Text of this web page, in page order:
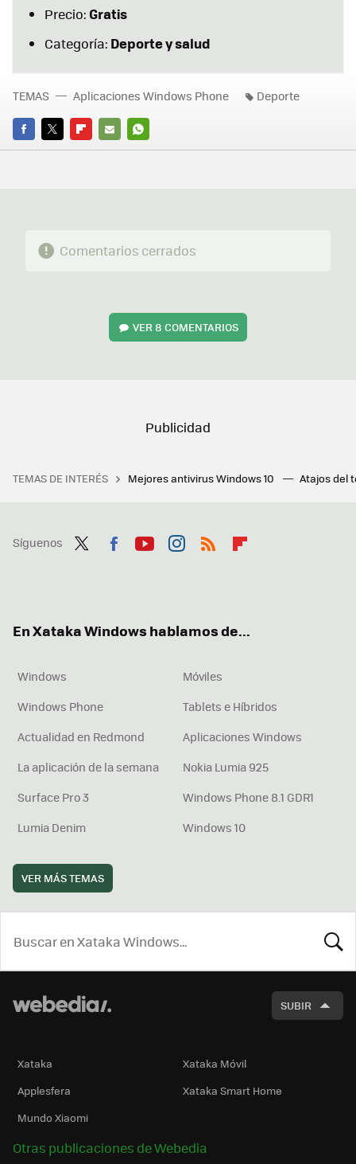
Precio:Gratis
Categoría: Deporte y salud
FACEBOOK
TWITTERFLIPBOARD
E-
WHATSAPP
TEMAS Aplicaciones Windows Phone Deporte
Comentarios cerrados
VER8 COMENTARIOS
TEMAS DE INTERÉS Mejores antivirus Windows 10 Atajos del
Síguenos
En Xataka Windows hablamos de...
Windows
Móviles
Windows Phone
Tablets e Híbridos
Actualidad en Redmond
Aplicaciones Windows
La aplicación de la semana
Nokia Lumia 925
Surface Pro 3
Windows Phone 8.1 GDR1
Lumia Denim
Windows 10
VER MÁS TEMAS
SUBIR
Xataka
Xataka Móvil
Applesfera
Xataka Smart Home
Mundo Xiaomi
Otras publicaciones de Webedia